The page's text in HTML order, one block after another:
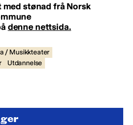
stønad frå Norsk
denne nettsida.
/ Musikkteater
Utdannelse